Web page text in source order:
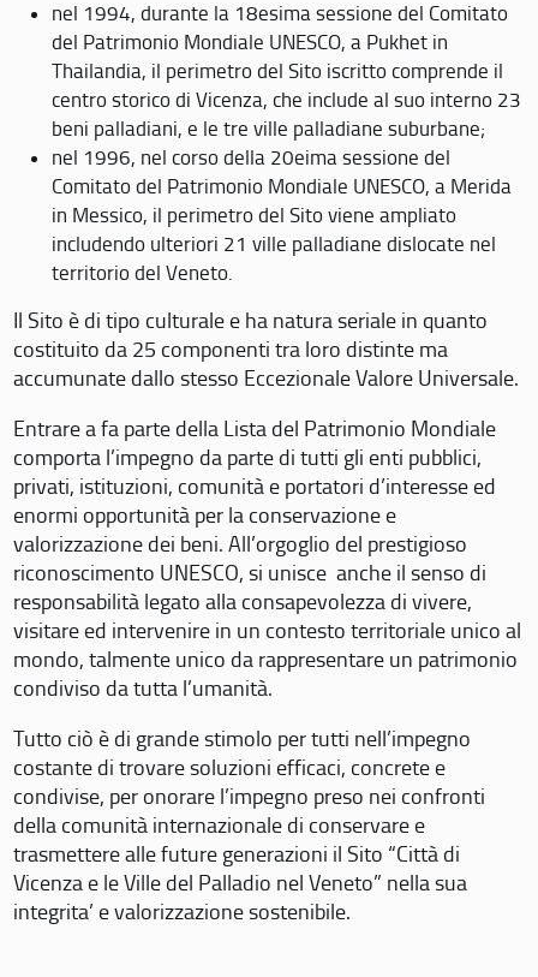
nel 1994, durante la 18esima sessione del Comitato
del Patrimonio Mondiale UNESCO, a Pukhet in
Thailandia, il perimetro del Sito iscritto comprende il
centro storico di Vicenza, che include al suo interno 23
beni palladiani, e le tre ville palladiane suburbane;
nel 1996, nel corso della 20eima sessione del
Comitato del Patrimonio Mondiale UNESCO, a Merida
in Messico, il perimetro del Sito viene ampliato
includendo ulteriori 21 ville palladiane dislocate nel
territorio del Veneto.
Il Sito è di tipo culturale e ha natura seriale in quanto
costituito da 25 componenti tra loro distinte ma
accumunate dallo stesso Eccezionale Valore Universale.
Entrare a fa parte della Lista del Patrimonio Mondiale
comporta l’impegno da parte di tutti gli enti pubblici,
privati, istituzioni, comunità e portatori d’interesse ed
enormi opportunità per la conservazione e
valorizzazione dei beni. All’orgoglio del prestigioso
riconoscimento UNESCO, si unisce anche il senso di
responsabilità legato alla consapevolezza di vivere,
visitare ed intervenire in un contesto territoriale unico al
mondo, talmente unico da rappresentare un patrimonio
condiviso da tutta l’umanità.
Tutto ciò è di grande stimolo per tutti nell’impegno
costante di trovare soluzioni efficaci, concrete e
condivise, per onorare l’impegno preso nei confronti
della comunità internazionale di conservare e
trasmettere alle future generazioni il Sito “Città di
Vicenza e le Ville del Palladio nel Veneto” nella sua
integrita’ e valorizzazione sostenibile.